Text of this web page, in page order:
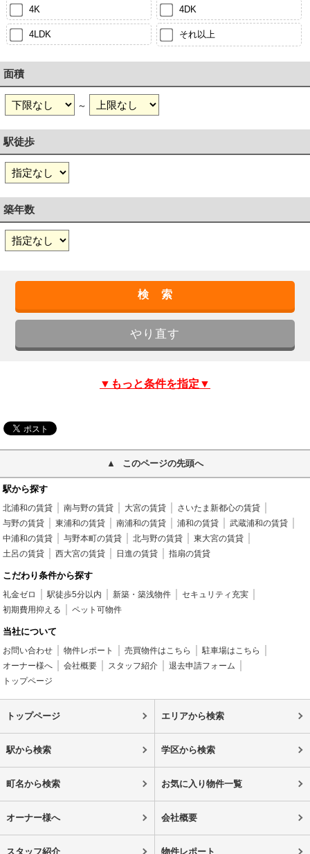
4K 4DK
4LDK それ以上
面積
～
駅徒歩
築年数
▼もっと条件を指定▼
このページの先頭へ
駅から探す
北浦和の賃貸 南与野の賃貸 大宮の賃貸
さいたま新都心の賃貸
与野の賃貸
東浦和の賃貸 南浦和の賃貸 浦和の賃貸
武蔵浦和の賃貸
中浦和の賃貸
与野本町の賃貸 北与野の賃貸
東大宮の賃貸
土呂の賃貸
西大宮の賃貸 日進の賃貸 指扇の賃貸
こだわり条件から探す
礼金ゼロ 駅徒歩5分以内 新築・築浅物件
セキュリティ充実
初期費用抑える
ペット可物件
当社について
お問い合わせ 物件レポート 売買物件はこちら
駐車場はこちら
オーナー様へ
会社概要 スタッフ紹介
退去申請フォーム
トップページ
トップページ エリアから検索
駅から検索 学区から検索
町名から検索 お気に入り物件一覧
オーナー様へ 会社概要
スタッフ紹介 物件レポート